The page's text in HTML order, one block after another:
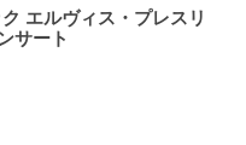
エルヴィス・プレスリ
サート